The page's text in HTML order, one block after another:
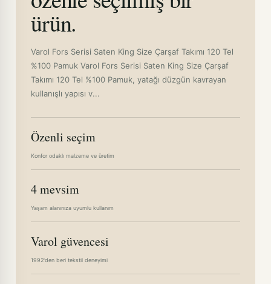
ürün.
Varol Fors Serisi Saten King Size Çarşaf Takımı 120 Tel
%100 Pamuk Varol Fors Serisi Saten King Size Çarşaf
Takımı 120 Tel %100 Pamuk, yatağı düzgün kavrayan
kullanışlı yapısı v...
Özenli seçim
Konfor odaklı malzeme ve üretim
4 mevsim
Yaşam alanınıza uyumlu kullanım
Varol güvencesi
1992'den beri tekstil deneyimi